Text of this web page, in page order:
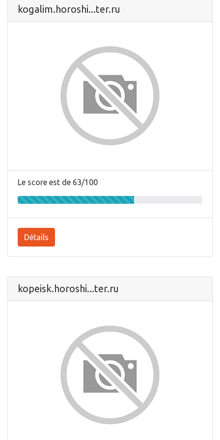
kogalim.horoshi...ter.ru
Le score est de 63/100
Détails
kopeisk.horoshi...ter.ru